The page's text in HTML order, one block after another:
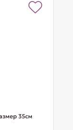
35см